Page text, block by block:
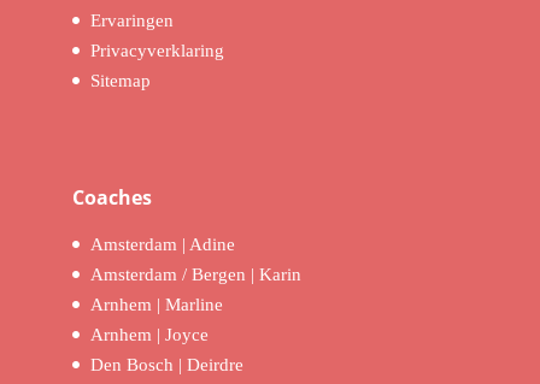
Ervaringen
Privacyverklaring
Sitemap
Coaches
Amsterdam | Adine
Amsterdam / Bergen | Karin
Arnhem | Marline
Arnhem | Joyce
Den Bosch | Deirdre